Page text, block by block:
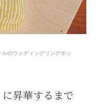
のウェディングリングボッ
昇華するまで